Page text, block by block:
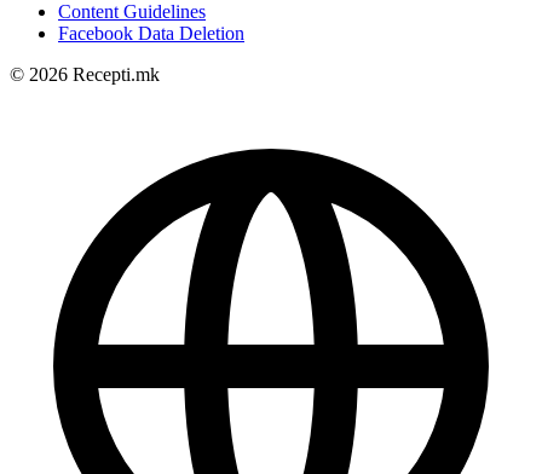
Content Guidelines
Facebook Data Deletion
© 2026 Recepti.mk